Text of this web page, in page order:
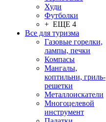
Худи
Футболки
+ ЕЩЕ 4
Все для туризма
Газовые горелки,
лампы, печки
Компасы
Мангалы,
коптильни, гриль-
решетки
Металлоискатели
Многоцелевой
инструмент